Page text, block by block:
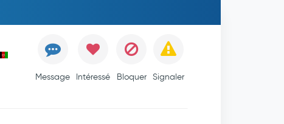
Message Intéressé Bloquer Signaler